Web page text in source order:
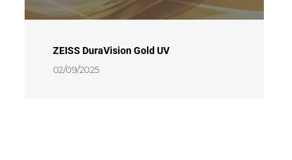
ZEISS DuraVision Gold UV
02/09/2025